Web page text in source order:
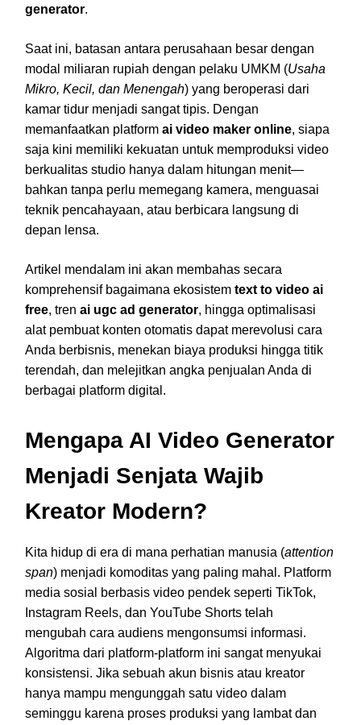
generator.
Saat ini, batasan antara perusahaan besar dengan
modal miliaran rupiah dengan pelaku UMKM (Usaha
Mikro, Kecil, dan Menengah) yang beroperasi dari
kamar tidur menjadi sangat tipis. Dengan
memanfaatkan platform ai video maker online, siapa
saja kini memiliki kekuatan untuk memproduksi video
berkualitas studio hanya dalam hitungan menit—
bahkan tanpa perlu memegang kamera, menguasai
teknik pencahayaan, atau berbicara langsung di
depan lensa.
Artikel mendalam ini akan membahas secara
komprehensif bagaimana ekosistem text to video ai
free, tren ai ugc ad generator, hingga optimalisasi
alat pembuat konten otomatis dapat merevolusi cara
Anda berbisnis, menekan biaya produksi hingga titik
terendah, dan melejitkan angka penjualan Anda di
berbagai platform digital.
Mengapa AI Video Generator
Menjadi Senjata Wajib
Kreator Modern?
Kita hidup di era di mana perhatian manusia (attention
span) menjadi komoditas yang paling mahal. Platform
media sosial berbasis video pendek seperti TikTok,
Instagram Reels, dan YouTube Shorts telah
mengubah cara audiens mengonsumsi informasi.
Algoritma dari platform-platform ini sangat menyukai
konsistensi. Jika sebuah akun bisnis atau kreator
hanya mampu mengunggah satu video dalam
seminggu karena proses produksi yang lambat dan